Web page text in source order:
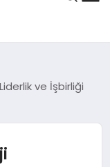
ve İşbirliği